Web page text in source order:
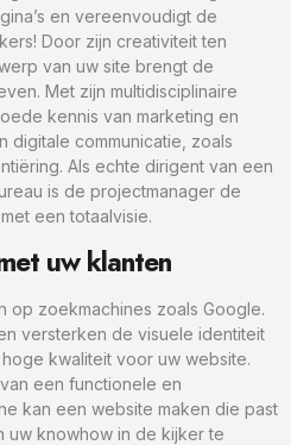
en vereenvoudigt de
Door zijn creativiteit ten
van uw site brengt de
Met zijn multidisciplinaire
kennis van marketing en
digitale communicatie, zoals
Als echte dirigent van een
is de projectmanager de
een totaalvisie.
uw klanten
op zoekmachines zoals Google.
versterken de visuele identiteit
kwaliteit voor uw website.
een functionele en
kan een website maken die past
uw knowhow in de kijker te